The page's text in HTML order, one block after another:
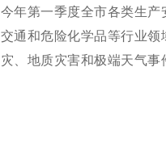
今年第一季度全市各类生产
交通和危险化学品等行业领
灾、地质灾害和极端天气事